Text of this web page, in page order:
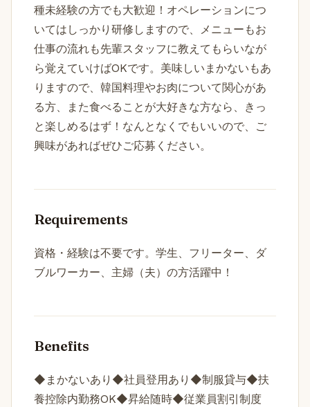
種未経験の方でも大歓迎！オペレーションにつ
いてはしっかり研修しますので、メニューもお
仕事の流れも先輩スタッフに教えてもらいなが
ら覚えていけばOKです。美味しいまかないもあ
りますので、韓国料理やお肉について関心があ
る方、また食べることが大好きな方なら、きっ
と楽しめるはず！なんとなくでもいいので、ご
興味があればぜひご応募ください。
Requirements
資格・経験は不要です。学生、フリーター、ダ
ブルワーカー、主婦（夫）の方活躍中！
Benefits
◆まかないあり◆社員登用あり◆制服貸与◆扶
養控除内勤務OK◆昇給随時◆従業員割引制度